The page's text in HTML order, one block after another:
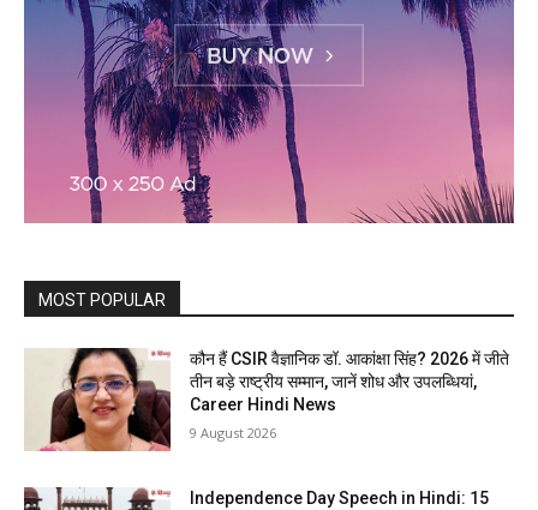
MOST POPULAR
कौन हैं CSIR वैज्ञानिक डॉ. आकांक्षा सिंह? 2026 में जीते
तीन बड़े राष्ट्रीय सम्मान, जानें शोध और उपलब्धियां,
Career Hindi News
9 August 2026
Independence Day Speech in Hindi: 15